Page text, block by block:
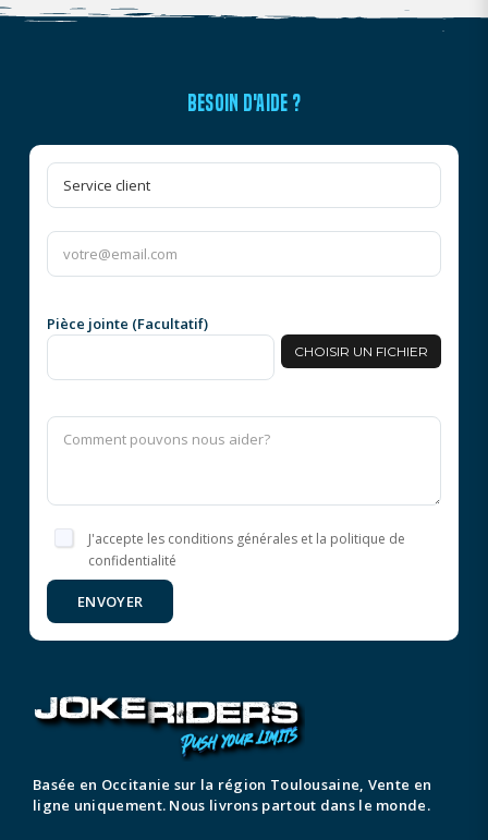
BESOIN D'AIDE ?
Pièce jointe (Facultatif)
CHOISIR UN FICHIER
J'accepte les conditions générales et la politique de
confidentialité
ENVOYER
Basée en Occitanie sur la région Toulousaine, Vente en
ligne uniquement. Nous livrons partout dans le monde.